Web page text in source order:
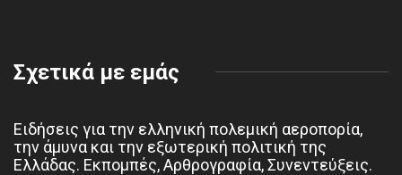
Σχετικά με εμάς
Ειδήσεις για την ελληνική πολεμική αεροπορία,
την άμυνα και την εξωτερική πολιτική της
Ελλάδας. Εκπομπές, Αρθρογραφία, Συνεντεύξεις.